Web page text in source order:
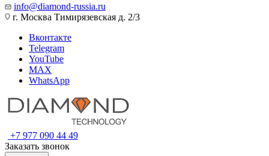
info@diamond-russia.ru
г. Москва Тимирязевская д. 2/3
Вконтакте
Telegram
YouTube
MAX
WhatsApp
+7 977 090 44 49
Заказать звонок